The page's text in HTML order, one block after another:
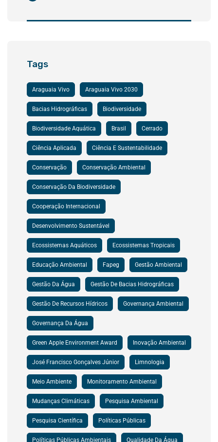
Tags
Araguaia Vivo Araguaia Vivo 2030
Bacias Hidrográficas Biodiversidade
Biodiversidade Aquática Brasil Cerrado
Ciência Aplicada Ciência E Sustentabilidade
Conservação Conservação Ambiental
Conservação Da Biodiversidade
Cooperação Internacional
Desenvolvimento Sustentável
Ecossistemas Aquáticos Ecossistemas Tropicais
Educação Ambiental Fapeg Gestão Ambiental
Gestão Da Água Gestão De Bacias Hidrográficas
Gestão De Recursos Hídricos Governança Ambiental
Governança Da Água
Green Apple Environment Award Inovação Ambiental
José Francisco Gonçalves Júnior Limnologia
Meio Ambiente Monitoramento Ambiental
Mudanças Climáticas Pesquisa Ambiental
Pesquisa Científica Políticas Públicas
Políticas Públicas Ambientais Qualidade Da Água